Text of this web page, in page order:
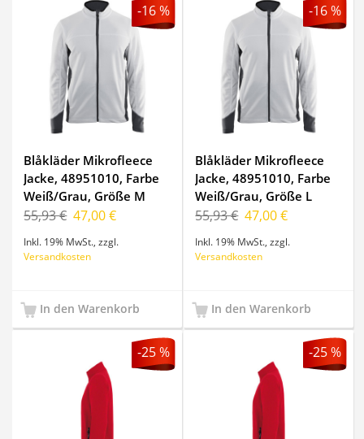
-16 %
Blåkläder Mikrofleece
Jacke, 48951010, Farbe
Weiß/Grau, Größe M
55,93 € 47,00 €
Inkl. 19% MwSt. ,zzgl.
Versandkosten
In den Warenkorb
-16 %
Blåkläder Mikrofleece
Jacke, 48951010, Farbe
Weiß/Grau, Größe L
55,93 € 47,00 €
Inkl. 19% MwSt. ,zzgl.
Versandkosten
In den Warenkorb
-25 % -25 %